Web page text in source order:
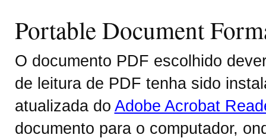
Portable Document
O documento PDF escolhido
de leitura de PDF tenha sido
atualizada do Adobe Acrobat
documento para o computador,